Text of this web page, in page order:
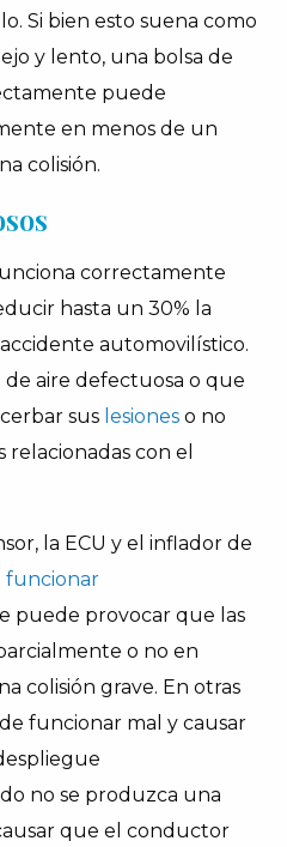
Si bien esto suena como
y lento, una bolsa de
puede
en menos de un
colisión.
correctamente
hasta un 30% la
automovilístico.
de aire defectuosa o que
sus lesiones o no
relacionadas con el
la ECU y el inflador de
funcionar
puede provocar que las
o no en
colisión grave. En otras
funcionar mal y causar
no se produzca una
que el conductor